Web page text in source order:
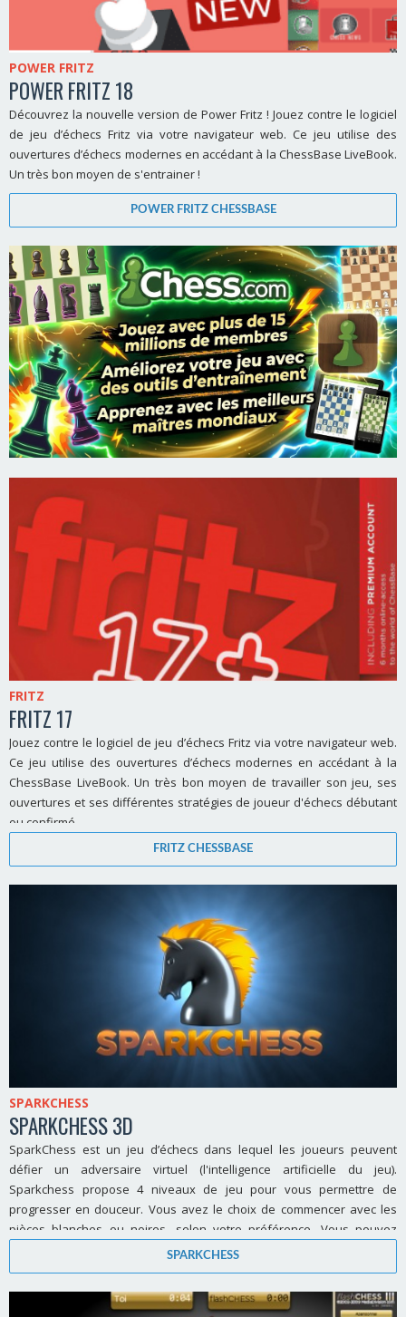
POWER FRITZ
POWER FRITZ 18
Découvrez la nouvelle version de Power Fritz ! Jouez contre le logiciel
de jeu d’échecs Fritz via votre navigateur web. Ce jeu utilise des
ouvertures d’échecs modernes en accédant à la ChessBase LiveBook.
Un très bon moyen de s'entrainer !
POWER FRITZ CHESSBASE
FRITZ
FRITZ 17
Jouez contre le logiciel de jeu d’échecs Fritz via votre navigateur web.
Ce jeu utilise des ouvertures d’échecs modernes en accédant à la
ChessBase LiveBook. Un très bon moyen de travailler son jeu, ses
ouvertures et ses différentes stratégies de joueur d'échecs débutant
ou confirmé.
FRITZ CHESSBASE
SPARKCHESS
SPARKCHESS 3D
SparkChess est un jeu d’échecs dans lequel les joueurs peuvent
défier un adversaire virtuel (l'intelligence artificielle du jeu).
Sparkchess propose 4 niveaux de jeu pour vous permettre de
progresser en douceur. Vous avez le choix de commencer avec les
pièces blanches ou noires, selon votre préférence. Vous pouvez
également annuler un coup si vous le désirez.
SPARKCHESS